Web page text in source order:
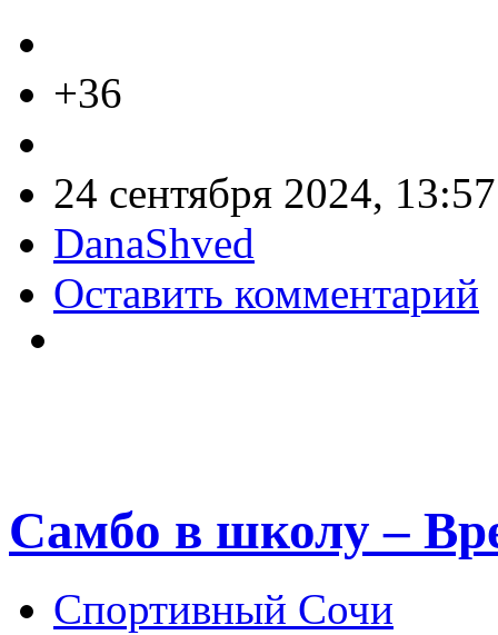
+36
24 сентября 2024, 13:57
DanaShved
Оставить комментарий
Самбо в школу –
Спортивный Сочи